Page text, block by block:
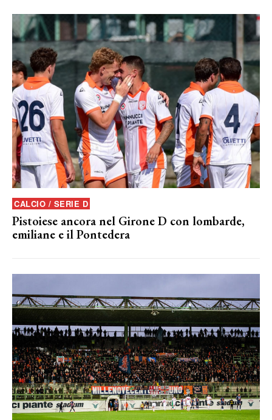
CALCIO / SERIE D
Pistoiese ancora nel Girone D con lombarde,
emiliane e il Pontedera